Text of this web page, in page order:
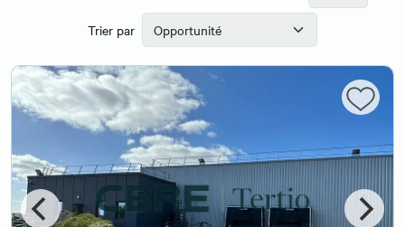
Trier par